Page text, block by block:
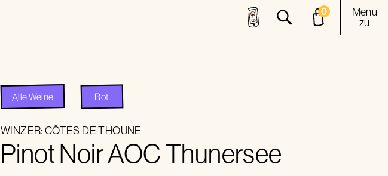
0 Menu
zu
Alle Weine Rot
WINZER:CÔTES DE THOUNE
Pinot Noir AOC Thunersee